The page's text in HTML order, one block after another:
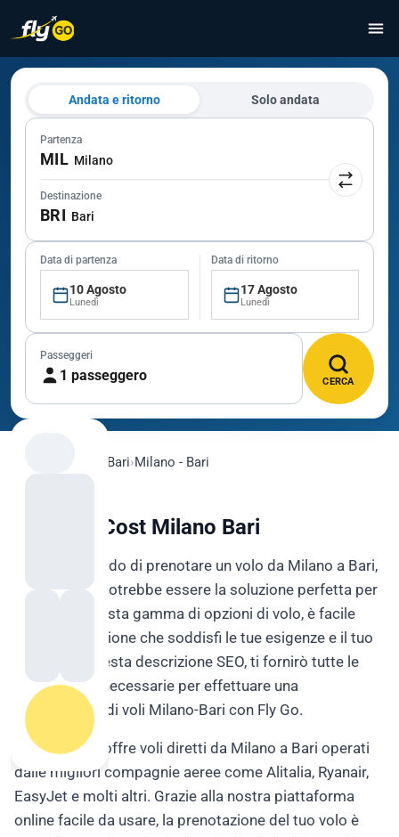
Andata e ritorno Solo andata
Partenza
MIL Milano
Destinazione
BRI Bari
Data di partenza
10 Agosto
Lunedì
Data di ritorno
17 Agosto
Lunedì
Passeggeri
1 passeggero CERCA
Bari›Milano - Bari
Voli Low Cost Milano Bari
Se stai cercando di prenotare un volo da Milano a Bari,
il sito Fly Go potrebbe essere la soluzione perfetta per
te. Con una vasta gamma di opzioni di volo, è facile
trovare un'opzione che soddisfi le tue esigenze e il tuo
budget. In questa descrizione SEO, ti fornirò tutte le
informazioni necessarie per effettuare una
prenotazione di voli Milano-Bari con Fly Go.
Il nostro sito offre voli diretti da Milano a Bari operati
dalle migliori compagnie aeree come Alitalia, Ryanair,
EasyJet e molti altri. Grazie alla nostra piattaforma
online facile da usare, la prenotazione del tuo volo è